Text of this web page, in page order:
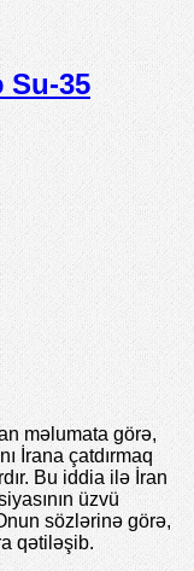
Su-35
məlumata görə,
İrana çatdırmaq
Bu iddia ilə İran
üzvü
sözlərinə görə,
qətiləşib.